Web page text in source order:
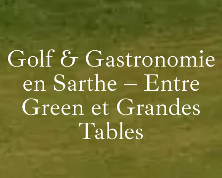
Golf & Gastronomie
en Sarthe – Entre
Green et Grandes
Tables